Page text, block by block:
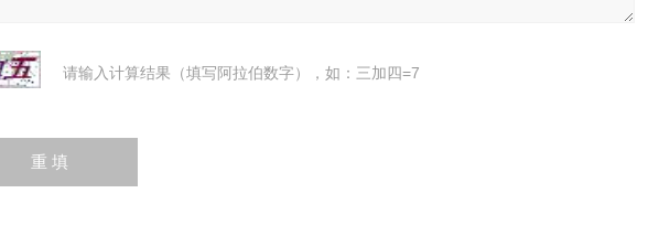
请输入计算结果（填写阿拉伯数字），如：三加四=7